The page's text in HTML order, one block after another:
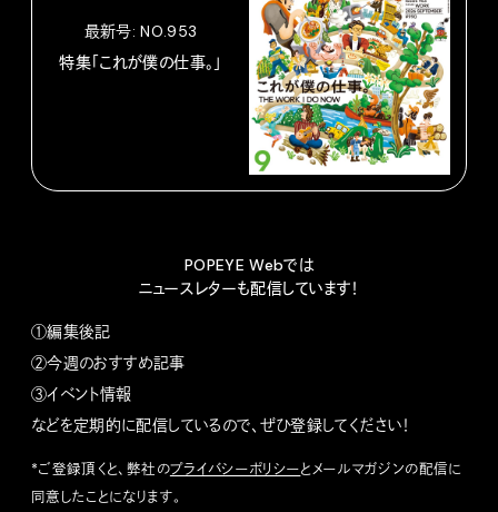
最新号: NO.953
特集「これが僕の仕事。」
POPEYE Webでは
ニュースレターも配信しています！
①編集後記
②今週のおすすめ記事
③イベント情報
などを定期的に配信しているので、ぜひ登録してください！
*ご登録頂くと、弊社のプライバシーポリシーとメールマガジンの配信に
同意したことになります。